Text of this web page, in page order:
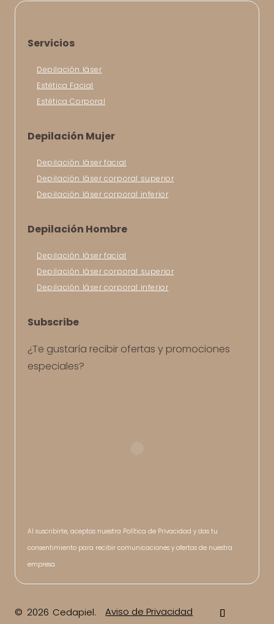
Servicios
Depilación láser
Estética Facial
Estética Corporal
Depilación Mujer
Depilación láser facial
Depilación láser corporal superior
Depilación láser corporal inferior
Depilación Hombre
Depilación láser facial
Depilación láser corporal superior
Depilación láser corporal inferior
Subscribe
¿Te gustaría recibir ofertas y promociones
especiales?
Al suscribirte, aceptas nuestra Política de Privacidad y das tu
consentimiento para recibir comunicaciones y ofertas de nuestra
empresa.
© 2026 Cedapiel.
Aviso de Privacidad